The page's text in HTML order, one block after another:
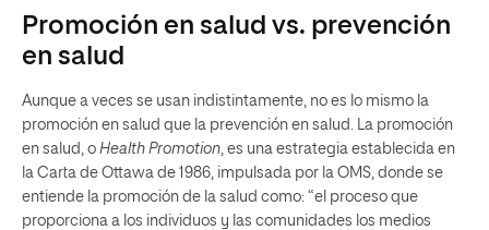
Promoción en salud vs. prevención
en salud
Aunque a veces se usan indistintamente, no es lo mismo la
promoción en salud que la prevención en salud. La promoción
en salud, o Health Promotion, es una estrategia establecida en
la Carta de Ottawa de 1986, impulsada por la OMS, donde se
entiende la promoción de la salud como: “el proceso que
proporciona a los individuos y las comunidades los medios